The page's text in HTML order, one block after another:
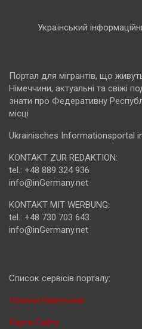
Український
Портал для мігрантів, що
Німеччини, актуальні та свіжі
знати про Федеративну
місці
Ukrainisches Informationsportal
KONTAKT ZUR REDAKTION:
tel.: +48 889 324 936
info@inGermany.net
KONTAKT MIT WERBUNG:
tel.: +48 730 703 643
info@inGermany.net
Cписок сервісів порталу:
Новини Німеччини
Карта Сайту